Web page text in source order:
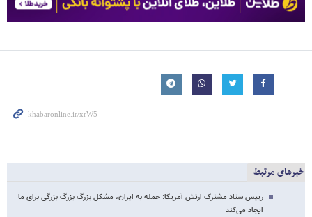
خبرهای مرتبط
رییس ستاد مشترک ارتش آمریکا: حمله به ایران، مشکل بزرگ بزرگ بزرگی برای ما
ایجاد می‌کند